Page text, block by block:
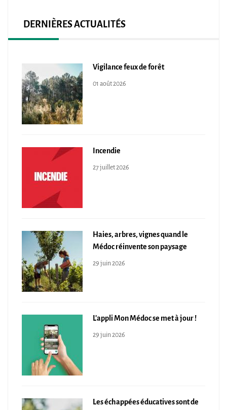
DERNIÈRES ACTUALITÉS
Vigilance feux de forêt
01 août 2026
Incendie
27 juillet 2026
Haies, arbres, vignes quand le
Médoc réinvente son paysage
29 juin 2026
L'appli Mon Médoc se met à jour !
29 juin 2026
Les échappées éducatives sont de